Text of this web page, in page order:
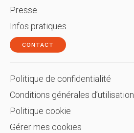
Presse
Infos pratiques
CONTACT
Politique de confidentialité
Conditions générales d’utilisation
Politique cookie
Gérer mes cookies